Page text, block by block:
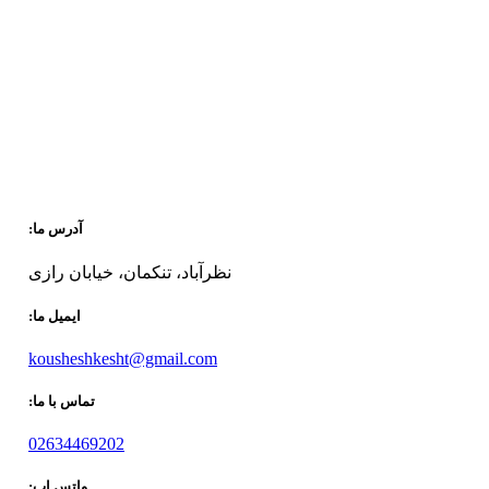
آدرس ما:
نظرآباد، تنکمان، خیابان رازی
ایمیل ما:
kousheshkesht@gmail.com
تماس با ما:
02634469202